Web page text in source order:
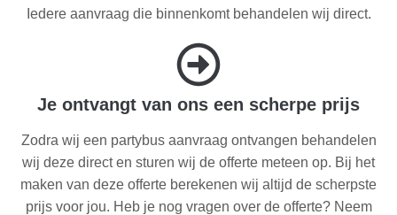
Iedere aanvraag die binnenkomt behandelen wij direct.
Je ontvangt van ons een scherpe prijs
Zodra wij een partybus aanvraag ontvangen behandelen
wij deze direct en sturen wij de offerte meteen op. Bij het
maken van deze offerte berekenen wij altijd de scherpste
prijs voor jou. Heb je nog vragen over de offerte? Neem